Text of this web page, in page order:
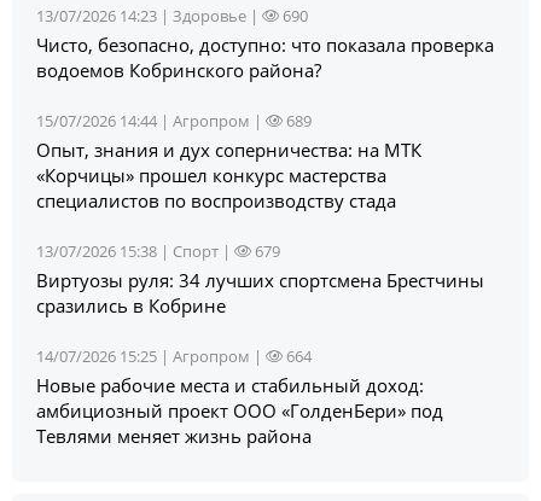
13/07/2026 14:23 | Здоровье | 690
Чисто, безопасно, доступно: что показала проверка
водоемов Кобринского района?
15/07/2026 14:44 | Агропром | 689
Опыт, знания и дух соперничества: на МТК
«Корчицы» прошел конкурс мастерства
специалистов по воспроизводству стада
13/07/2026 15:38 | Спорт | 679
Виртуозы руля: 34 лучших спортсмена Брестчины
сразились в Кобрине
14/07/2026 15:25 | Агропром | 664
Новые рабочие места и стабильный доход:
амбициозный проект ООО «ГолденБери» под
Тевлями меняет жизнь района